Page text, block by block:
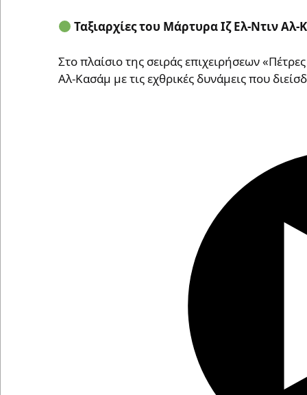
Ταξιαρχίες του Μάρτυρα Ιζ Ελ-Ντιν Αλ-
Στο πλαίσιο της σειράς επιχειρήσεων
Αλ-Κασάμ με τις εχθρικές δυνάμεις που